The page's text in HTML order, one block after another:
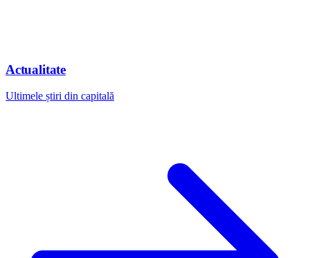
Actualitate
Ultimele știri din capitală